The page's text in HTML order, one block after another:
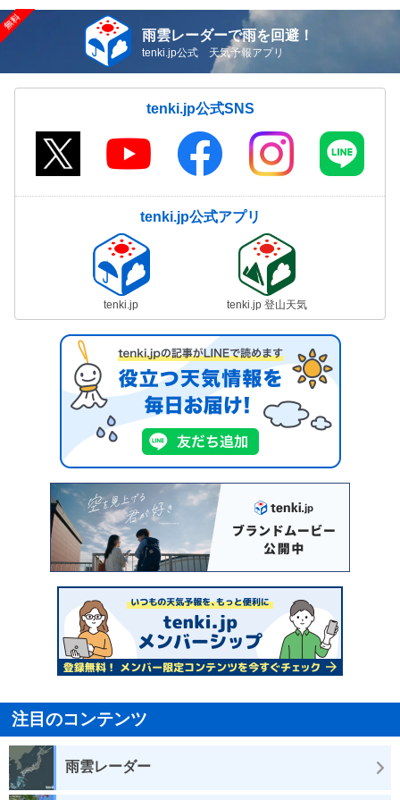
雨雲レーダーで雨を回避！
tenki.jp公式 天気予報アプリ
tenki.jp公式SNS
tenki.jp公式アプリ
tenki.jp tenki.jp 登山天気
注目のコンテンツ
雨雲レーダー